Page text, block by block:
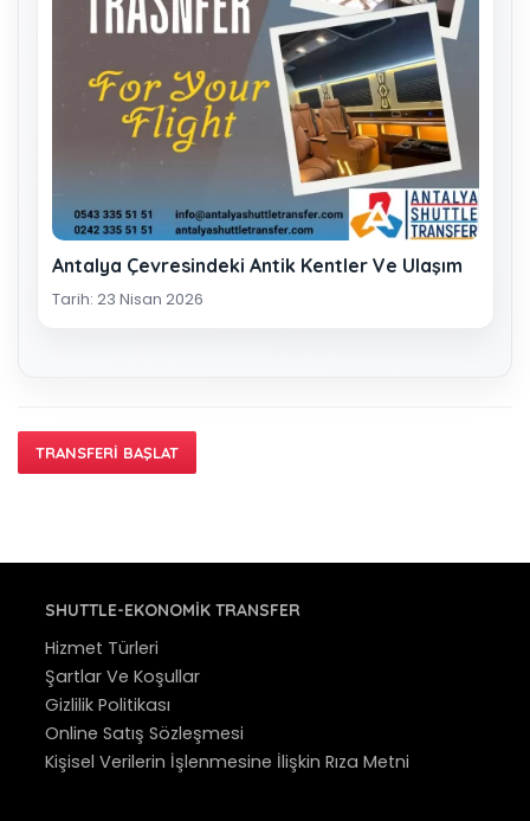
Antalya Çevresindeki Antik Kentler Ve Ulaşım
Tarih: 23 Nisan 2026
TRANSFERI BAŞLAT
SHUTTLE-EKONOMIK TRANSFER
Hizmet Türleri
Şartlar Ve Koşullar
Gizlilik Politikası
Online Satış Sözleşmesi
Kişisel Verilerin İşlenmesine İlişkin Rıza Metni